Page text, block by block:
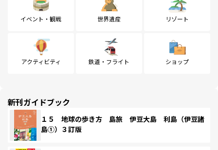
イベント・観戦 世界遺産 リゾート
アクティビティ 鉄道・フライト ショップ
新刊ガイドブック
１５ 地球の歩き方 島旅 伊豆大島 利島（伊豆諸
島①）３訂版